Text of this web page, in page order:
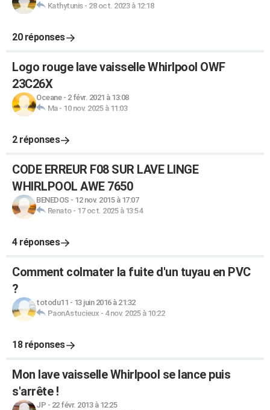
Kathytunis- 28 oct. 2023 à 12:18
20 réponses
Logo rouge lave vaisselle Whirlpool OWF
23C26X
Oceane- 2 févr. 2021 à 13:08
Ma- 10 nov. 2025 à 11:03
2 réponses
CODE ERREUR F08 SUR LAVE LINGE
WHIRLPOOL AWE 7650
BENEDOS - 12 nov. 2015 à 17:07
Renato- 17 oct. 2025 à 13:54
4 réponses
Comment colmater la fuite d'un tuyau en PVC
?
totodu11 - 13 juin 2016 à 21:32
PaonAstucieux - 4 nov. 2025 à 10:22
18 réponses
Mon lave vaisselle Whirlpool se lance puis
s'arrête !
JP - 22 févr. 2013 à 12:25